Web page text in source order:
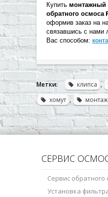
Купить монтажный
обратного осмоса
оформив заказ на
связавшись с
Вас способом:
Метки: клипса ,
хомут ,
СЕРВИС
Сервис обратного
Установка